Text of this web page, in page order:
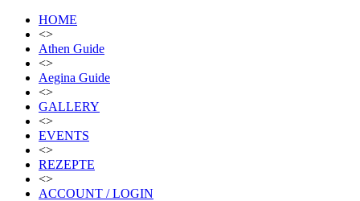
HOME
<>
Athen Guide
<>
Aegina Guide
<>
GALLERY
<>
EVENTS
<>
REZEPTE
<>
ACCOUNT / LOGIN